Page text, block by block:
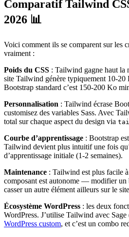
Comparatif Tailwind
2026 📊
Voici comment ils se comparent sur les
vraiment :
Poids du CSS : Tailwind gagne haut la
site Tailwind génère typiquement 10-20
Bootstrap standard c’est 150-200 Ko
Personnalisation : Tailwind écrase
customisez des variables Sass. Avec
total sur chaque aspect du design via
Courbe d’apprentissage : Bootstrap
Tailwind devient plus intuitif une fois
d’apprentissage initiale (1-2 semaines).
Maintenance : Tailwind est plus facile
composant est autonome — modifier un
casser un autre élément ailleurs sur le
Écosystème WordPress : les deux
WordPress. J’utilise Tailwind avec
WordPress custom, et c’est un combo